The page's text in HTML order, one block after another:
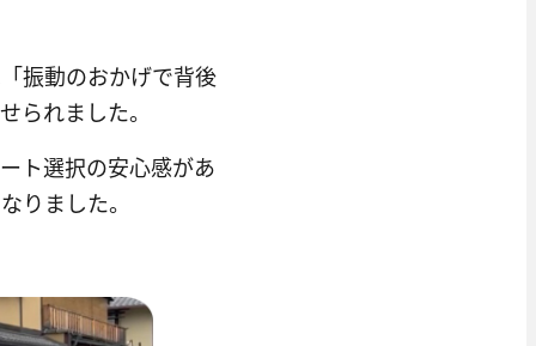
振動のおかげで背後
られました。
ト選択の安心感があ
りました。